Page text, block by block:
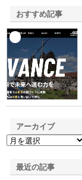
おすすめ記事
アーカイブ
最近の記事